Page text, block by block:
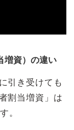
増資）の違い
引き受けても
割当増資」は
。